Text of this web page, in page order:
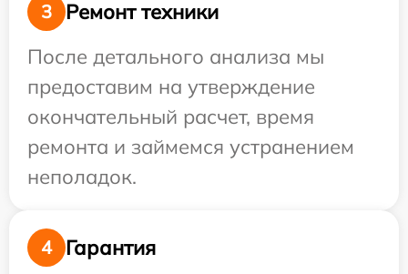
3
Ремонт техники
После детального анализа мы
предоставим на утверждение
окончательный расчет, время
ремонта и займемся устранением
неполадок.
4
Гарантия